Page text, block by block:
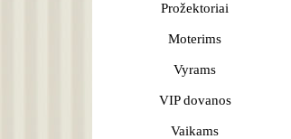
Prožektoriai
Moterims
Vyrams
VIP dovanos
Vaikams